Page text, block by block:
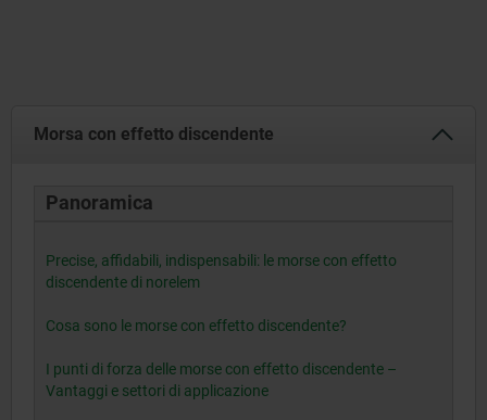
Morsa con effetto discendente
Panoramica
Precise, affidabili, indispensabili: le morse con effetto
discendente di norelem
Cosa sono le morse con effetto discendente?
I punti di forza delle morse con effetto discendente –
Vantaggi e settori di applicazione